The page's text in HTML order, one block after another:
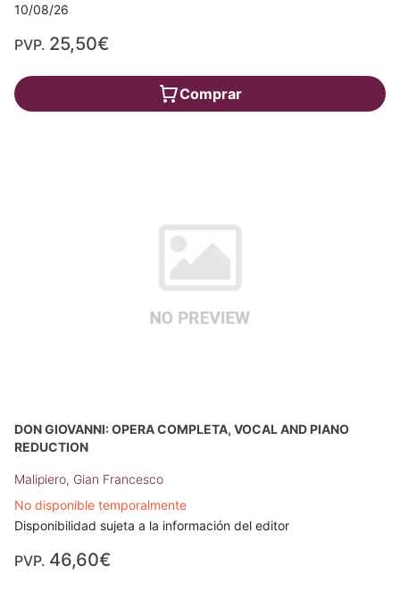
10/08/26
PVP. 25,50€
Comprar
DON GIOVANNI: OPERA COMPLETA, VOCAL AND PIANO
REDUCTION
Malipiero, Gian Francesco
No disponible temporalmente
Disponibilidad sujeta a la información del editor
PVP. 46,60€